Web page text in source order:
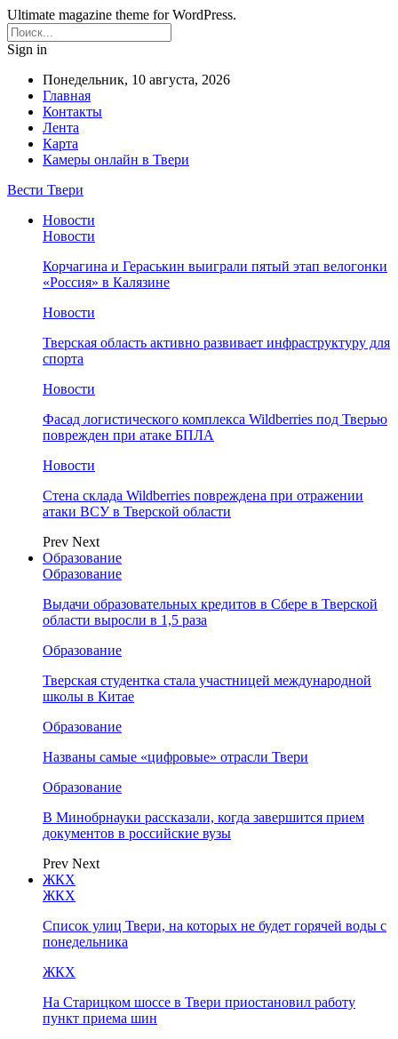
Ultimate magazine theme for WordPress.
Sign in
Понедельник, 10 августа, 2026
Главная
Контакты
Лента
Карта
Камеры онлайн в Твери
Вести Твери
Новости
Новости
Корчагина и Гераськин выиграли пятый этап велогонки
«Россия» в Калязине
Новости
Тверская область активно развивает инфраструктуру для
спорта
Новости
Фасад логистического комплекса Wildberries под Тверью
поврежден при атаке БПЛА
Новости
Стена склада Wildberries повреждена при отражении
атаки ВСУ в Тверской области
Prev Next
Образование
Образование
Выдачи образовательных кредитов в Сбере в Тверской
области выросли в 1,5 раза
Образование
Тверская студентка стала участницей международной
школы в Китае
Образование
Названы самые «цифровые» отрасли Твери
Образование
В Минобрнауки рассказали, когда завершится прием
документов в российские вузы
Prev Next
ЖКХ
ЖКХ
Список улиц Твери, на которых не будет горячей воды с
понедельника
ЖКХ
На Старицком шоссе в Твери приостановил работу
пункт приема шин